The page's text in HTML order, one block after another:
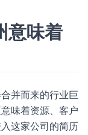
意味着
并而来的行业巨
味着资源、客户
这家公司的简历